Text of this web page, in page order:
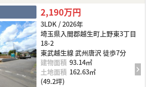
2,190万円
3LDK / 2026年
埼玉県入間郡越生町上野東3丁目
18-2
東武越生線 武州唐沢 徒歩7分
建物面積 93.14㎡
土地面積 162.63㎡
(49.2坪)